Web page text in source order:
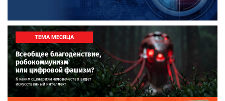
ТЕМА МЕСЯЦА
Всеобщее благоденствие,
робокоммунизм
или цифровой фашизм?
К каким сценариям человечество ведет
искусственный интеллект